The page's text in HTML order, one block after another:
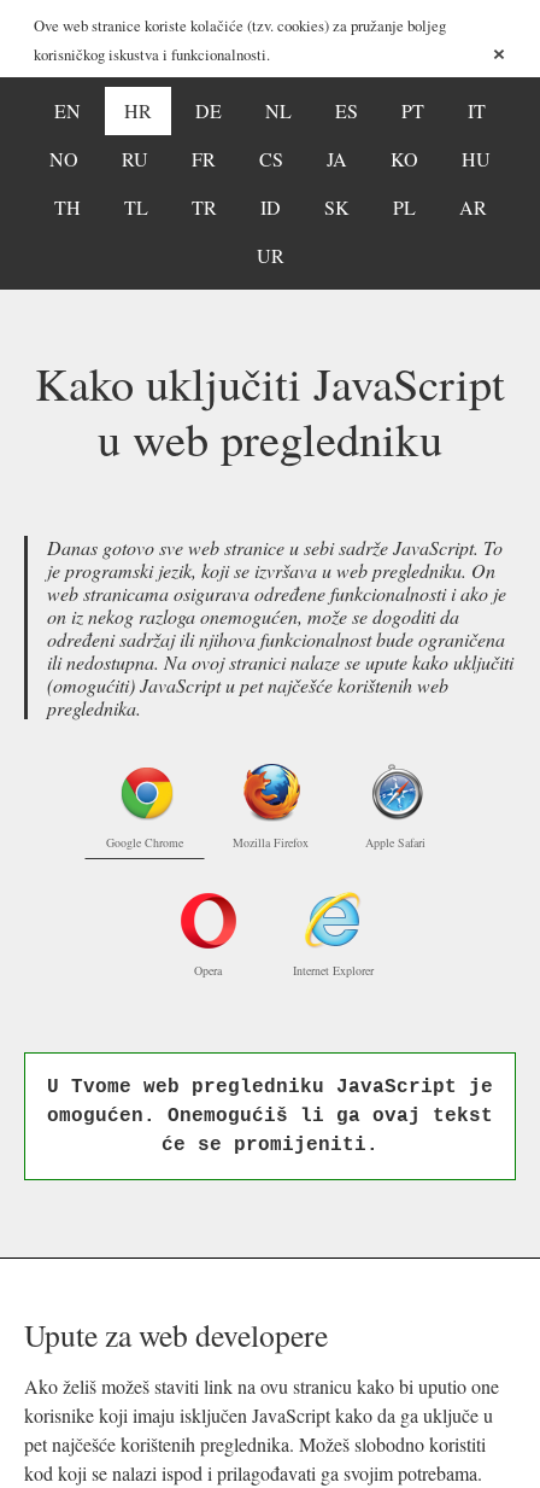
Ove web stranice koriste kolačiće (tzv. cookies) za pružanje boljeg
korisničkog iskustva i funkcionalnosti.
×
EN HR DE NL ES PT
IT
NO
RU FR CS JA KO
HU
TH
TL TR ID SK PL
AR
UR
Kako uključiti JavaScript
u web pregledniku
Danas gotovo sve web stranice u sebi sadrže JavaScript. To
je programski jezik, koji se izvršava u web pregledniku. On
web stranicama osigurava određene funkcionalnosti i ako je
on iz nekog razloga onemogućen, može se dogoditi da
određeni sadržaj ili njihova funkcionalnost bude ograničena
ili nedostupna. Na ovoj stranici nalaze se upute kako uključiti
(omogućiti) JavaScript u pet najčešće korištenih web
preglednika.
Google Chrome Mozilla Firefox Apple Safari
Opera Internet Explorer
U Tvome web pregledniku JavaScript je
omogućen. Onemogućiš li ga ovaj tekst
će se promijeniti.
Upute za web developere
Ako želiš možeš staviti link na ovu stranicu kako bi uputio one
korisnike koji imaju isključen JavaScript kako da ga uključe u
pet najčešće korištenih preglednika. Možeš slobodno koristiti
kod koji se nalazi ispod i prilagođavati ga svojim potrebama.